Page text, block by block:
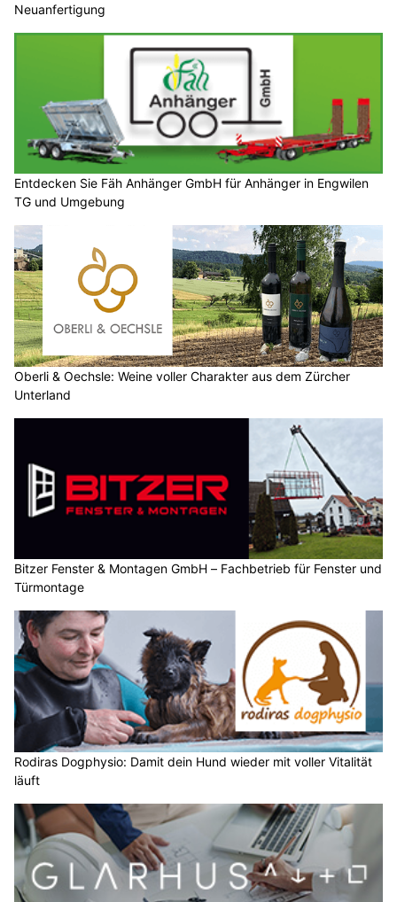
Neuanfertigung
Entdecken Sie Fäh Anhänger GmbH für Anhänger in Engwilen
TG und Umgebung
Oberli & Oechsle: Weine voller Charakter aus dem Zürcher
Unterland
Bitzer Fenster & Montagen GmbH – Fachbetrieb für Fenster und
Türmontage
Rodiras Dogphysio: Damit dein Hund wieder mit voller Vitalität
läuft